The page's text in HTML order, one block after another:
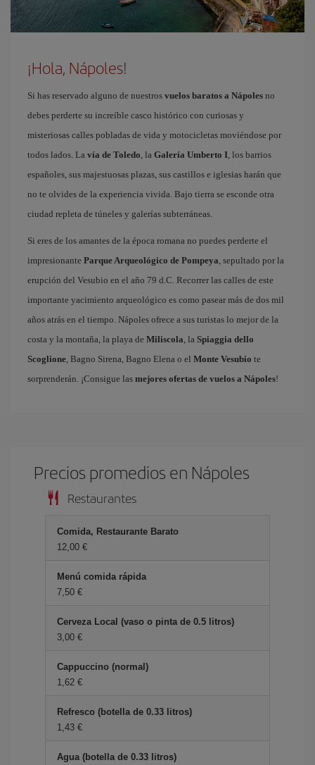
¡Hola, Nápoles!
Si has reservado alguno de nuestros vuelos baratos a Nápoles no
debes perderte su increíble casco histórico con curiosas y
misteriosas calles pobladas de vida y motocicletas moviéndose por
todos lados. La vía de Toledo , la Galería Umberto I , los barrios
españoles, sus majestuosas plazas, sus castillos e iglesias harán que
no te olvides de la experiencia vivida. Bajo tierra se esconde otra
ciudad repleta de túneles y galerías subterráneas.
Si eres de los amantes de la época romana no puedes perderte el
impresionante Parque Arqueológico de Pompeya , sepultado por la
erupción del Vesubio en el año 79 d.C. Recorrer las calles de este
importante yacimiento arqueológico es como pasear más de dos mil
años atrás en el tiempo. Nápoles ofrece a sus turistas lo mejor de la
costa y la montaña, la playa de Miliscola , la Spiaggia dello
Scoglione , Bagno Sirena, Bagno Elena o el Monte Vesubio te
sorprenderán. ¡Consigue las mejores ofertas de vuelos a Nápoles!
Precios promedios en Nápoles
Restaurantes
Comida, Restaurante Barato
12,00 €
Menú comida rápida
7,50 €
Cerveza Local (vaso o pinta de 0.5 litros)
3,00 €
Cappuccino (normal)
1,62 €
Refresco (botella de 0.33 litros)
1,43 €
Agua (botella de 0.33 litros)